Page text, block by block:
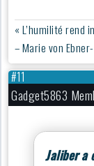
« L’humilité rend
– Marie von
#11
Gadget5863
Jaliber a